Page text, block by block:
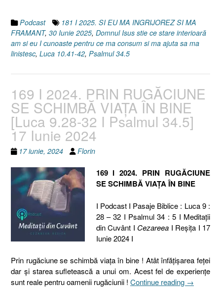
Podcast
181 I 2025. SI EU MA INGRIJOREZ SI MA
FRAMANT, 30 Iunie 2025, Domnul Isus stie ce stare interioară
am si eu I cunoaste pentru ce ma consum si ma ajuta sa ma
linistesc, Luca 10.41-42, Psalmul 34.5
169 I 2024. PRIN RUGĂCIUNE
SE SCHIMBĂ VIAȚA ÎN BINE
[Luca 9.28-32 I Psalmul 34.5]
17 Iunie 2024
17 iunie, 2024 Florin
169 I 2024. PRIN RUGĂCIUNE
SE SCHIMBĂ VIAȚA ÎN BINE
I Podcast I Pasaje Biblice : Luca 9 :
28 – 32 I Psalmul 34 : 5 I Meditaţii
din Cuvânt I Cezareea I Reşiţa I 17
Iunie 2024 I
Prin rugăciune se schimbă viața în bine ! Atât înfățișarea feței
dar și starea sufletească a unui om. Acest fel de experiențe
sunt reale pentru oamenii rugăciunii ! Continue reading „169
→